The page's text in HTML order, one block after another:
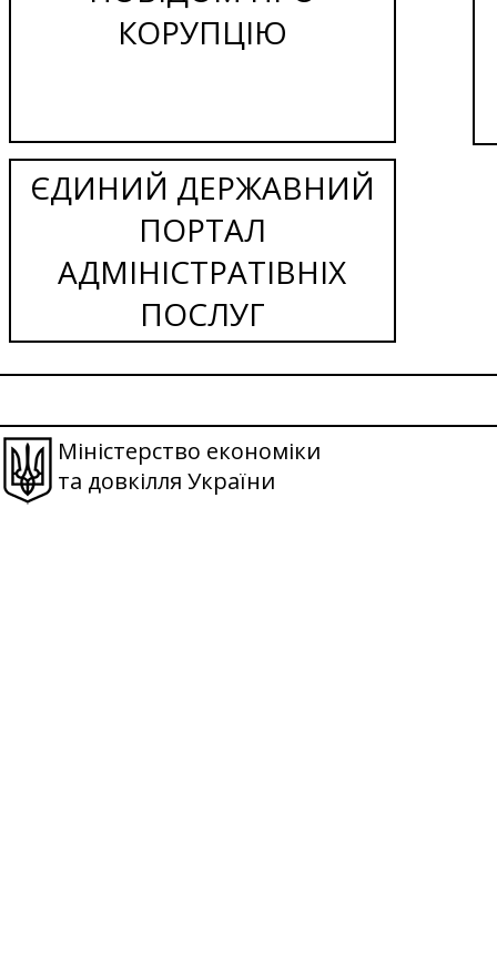
КОРУПЦІЮ
ЄДИНИЙ ДЕРЖАВНИЙ
ПОРТАЛ
АДМІНІСТРАТІВНІХ
ПОСЛУГ
Міністерство економіки
та довкілля України